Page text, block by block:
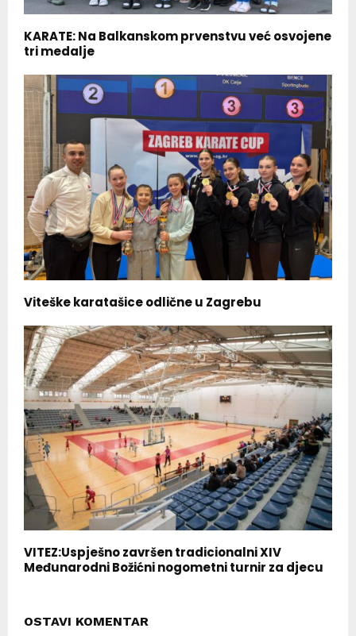
KARATE: Na Balkanskom prvenstvu već osvojene
tri medalje
Viteške karatašice odlične u Zagrebu
VITEZ:Uspješno završen tradicionalni XIV
Međunarodni Božićni nogometni turnir za djecu
OSTAVI KOMENTAR